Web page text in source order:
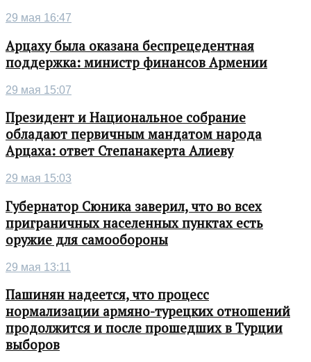
29 мая 16:47
Арцаху была оказана беспрецедентная
поддержка: министр финансов Армении
29 мая 15:07
Президент и Национальное собрание
обладают первичным мандатом народа
Арцаха: ответ Степанакерта Алиеву
29 мая 15:03
Губернатор Сюника заверил, что во всех
приграничных населенных пунктах есть
оружие для самообороны
29 мая 13:11
Пашинян надеется, что процесс
нормализации армяно-турецких отношений
продолжится и после прошедших в Турции
выборов